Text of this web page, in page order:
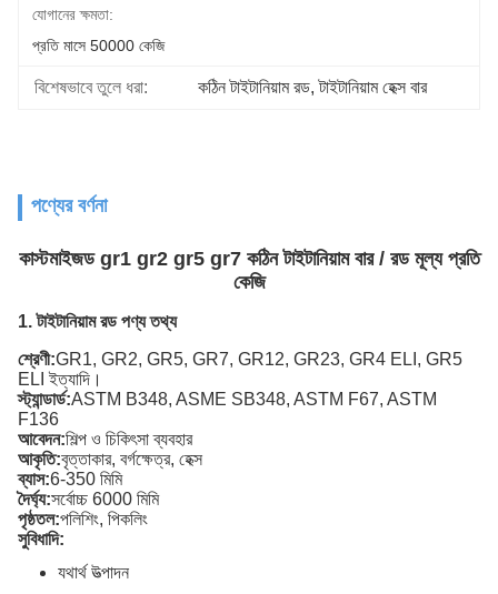
যোগানের ক্ষমতা:
প্রতি মাসে 50000 কেজি
বিশেষভাবে তুলে ধরা: কঠিন টাইটানিয়াম রড, টাইটানিয়াম হেক্স বার
পণ্যের বর্ণনা
কাস্টমাইজড gr1 gr2 gr5 gr7 কঠিন টাইটানিয়াম বার / রড মূল্য প্রতি
কেজি
1. টাইটানিয়াম রড পণ্য তথ্য
শ্রেণী:GR1, GR2, GR5, GR7, GR12, GR23, GR4 ELI, GR5
ELI ইত্যাদি।
স্ট্যান্ডার্ড:ASTM B348, ASME SB348, ASTM F67, ASTM
F136
আবেদন:শিল্প ও চিকিৎসা ব্যবহার
আকৃতি:বৃত্তাকার, বর্গক্ষেত্র, হেক্স
ব্যাস:6-350 মিমি
দৈর্ঘ্য:সর্বোচ্চ 6000 মিমি
পৃষ্ঠতল:পলিশিং, পিকলিং
সুবিধাদি:
যথার্থ উত্পাদন